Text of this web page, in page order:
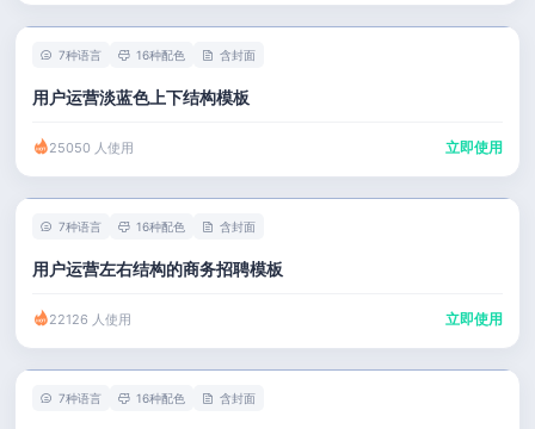
7种语言 16种配色 含封面
用户运营淡蓝色上下结构模板
25050 人使用 立即使用
7种语言 16种配色 含封面
用户运营左右结构的商务招聘模板
22126 人使用 立即使用
7种语言 16种配色 含封面